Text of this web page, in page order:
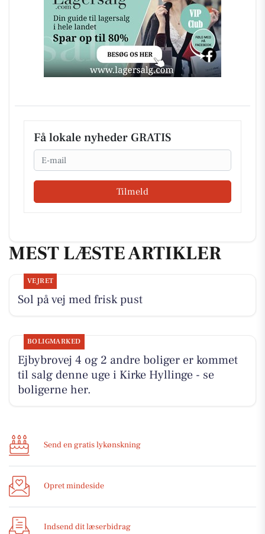
Få lokale nyheder GRATIS
Email
Tilmeld
MEST LÆSTE ARTIKLER
VEJRET
Sol på vej med frisk pust
BOLIGMARKED
Ejbybrovej 4 og 2 andre boliger er kommet
til salg denne uge i Kirke Hyllinge - se
boligerne her.
Send en gratis lykønskning
Opret mindeside
Indsend dit læserbidrag